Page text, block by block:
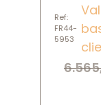
Ref:
FR44-
5953